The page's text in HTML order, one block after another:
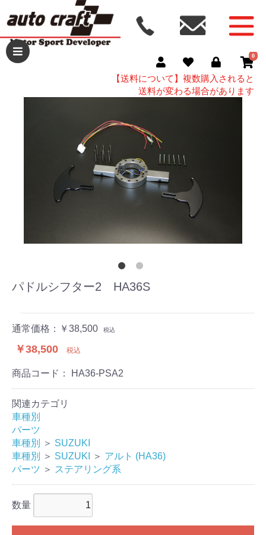
0
【送料について】複数購入されると
送料が変わる場合があります
パドルシフター2 HA36S
通常価格：￥38,500 税込
￥38,500 税込
商品コード： HA36-PSA2
関連カテゴリ
車種別
パーツ
車種別
＞ SUZUKI
車種別
＞ SUZUKI ＞ アルト (HA36)
パーツ ＞ ステアリング系
数量